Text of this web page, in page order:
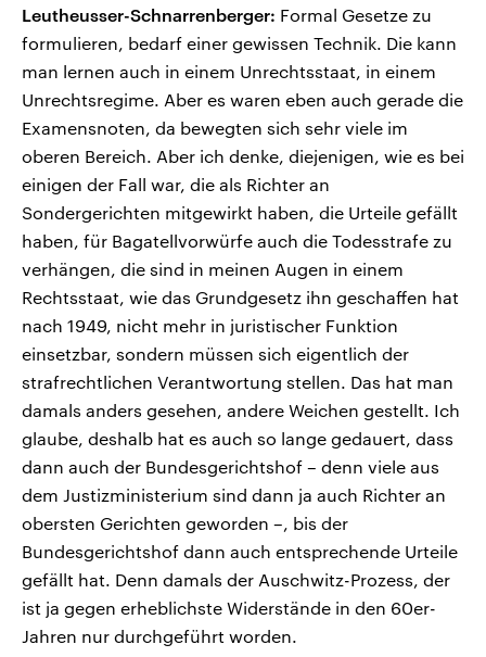
Leutheusser-Schnarrenberger: Formal Gesetze zu
formulieren, bedarf einer gewissen Technik. Die kann
man lernen auch in einem Unrechtsstaat, in einem
Unrechtsregime. Aber es waren eben auch gerade die
Examensnoten, da bewegten sich sehr viele im
oberen Bereich. Aber ich denke, diejenigen, wie es bei
einigen der Fall war, die als Richter an
Sondergerichten mitgewirkt haben, die Urteile gefällt
haben, für Bagatellvorwürfe auch die Todesstrafe zu
verhängen, die sind in meinen Augen in einem
Rechtsstaat, wie das Grundgesetz ihn geschaffen hat
nach 1949, nicht mehr in juristischer Funktion
einsetzbar, sondern müssen sich eigentlich der
strafrechtlichen Verantwortung stellen. Das hat man
damals anders gesehen, andere Weichen gestellt. Ich
glaube, deshalb hat es auch so lange gedauert, dass
dann auch der Bundesgerichtshof – denn viele aus
dem Justizministerium sind dann ja auch Richter an
obersten Gerichten geworden –, bis der
Bundesgerichtshof dann auch entsprechende Urteile
gefällt hat. Denn damals der Auschwitz-Prozess, der
ist ja gegen erheblichste Widerstände in den 60er-
Jahren nur durchgeführt worden.